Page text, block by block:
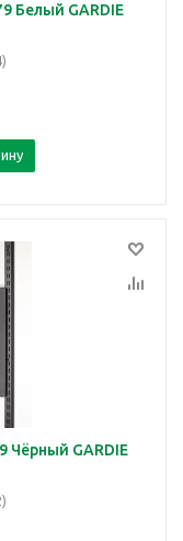
Белый GARDIE
Чёрный GARDIE